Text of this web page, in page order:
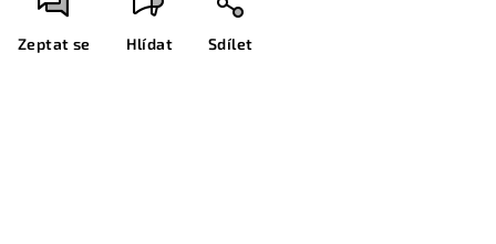
Zeptat se Hlídat Sdílet